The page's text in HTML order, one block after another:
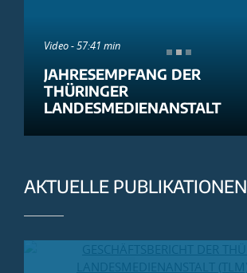
Video - 57:41 min
JAHRESEMPFANG DER
THÜRINGER
LANDESMEDIENANSTALT
AKTUELLE PUBLIKATIONEN